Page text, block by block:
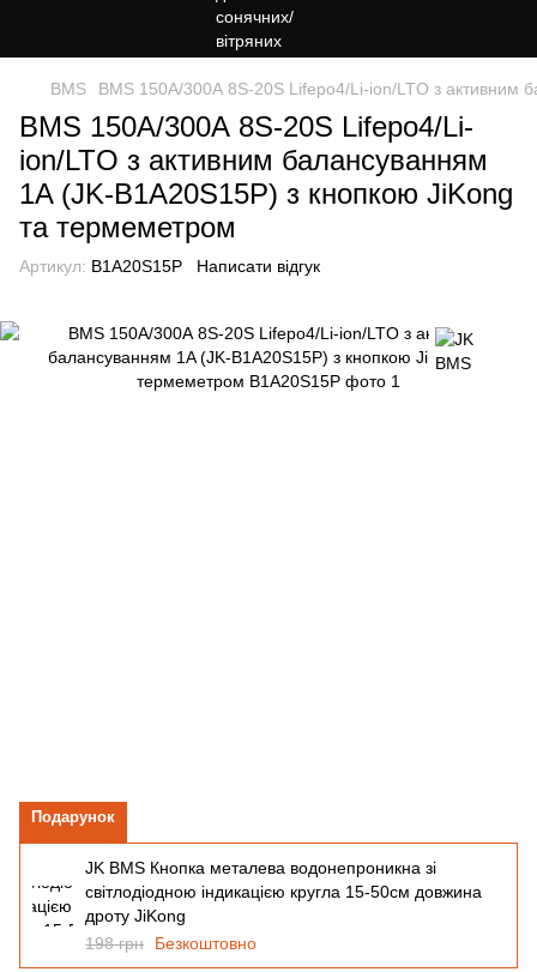
BMS BMS 150A/300А 8S-20S Lifepo4/Li-ion/LTO з активним
BMS 150A/300А 8S-20S Lifepo4/Li-
ion/LTO з активним балансуванням
1A (JK-B1A20S15P) з кнопкою JiKong
та термеметром
Артикул: B1A20S15P Написати відгук
Подарунок
JK BMS Кнопка металева водонепроникна зі
світлодіодною індикацією кругла 15-50см довжина
дроту JiKong
198 грн
Безкоштовно